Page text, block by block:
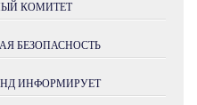
КОМИТЕТ
БЕЗОПАСНОСТЬ
ИНФОРМИРУЕТ